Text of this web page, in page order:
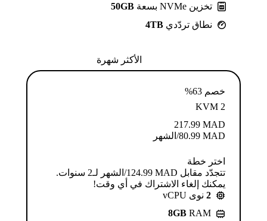
تخزين NVMe بسعة
50GB
نطاق تردّدي 4TB
الأكثر شهرة
خصم 63%
KVM 2
MAD
217.99
MAD
80.99/الشهر
اختر خطة
تتجدّد مقابل MAD ⁦124.99⁩/الشهر لـ2 سنوات.
يمكنك إلغاء الاشتراك في أي وقت!
2 نوى vCPU
8GB RAM